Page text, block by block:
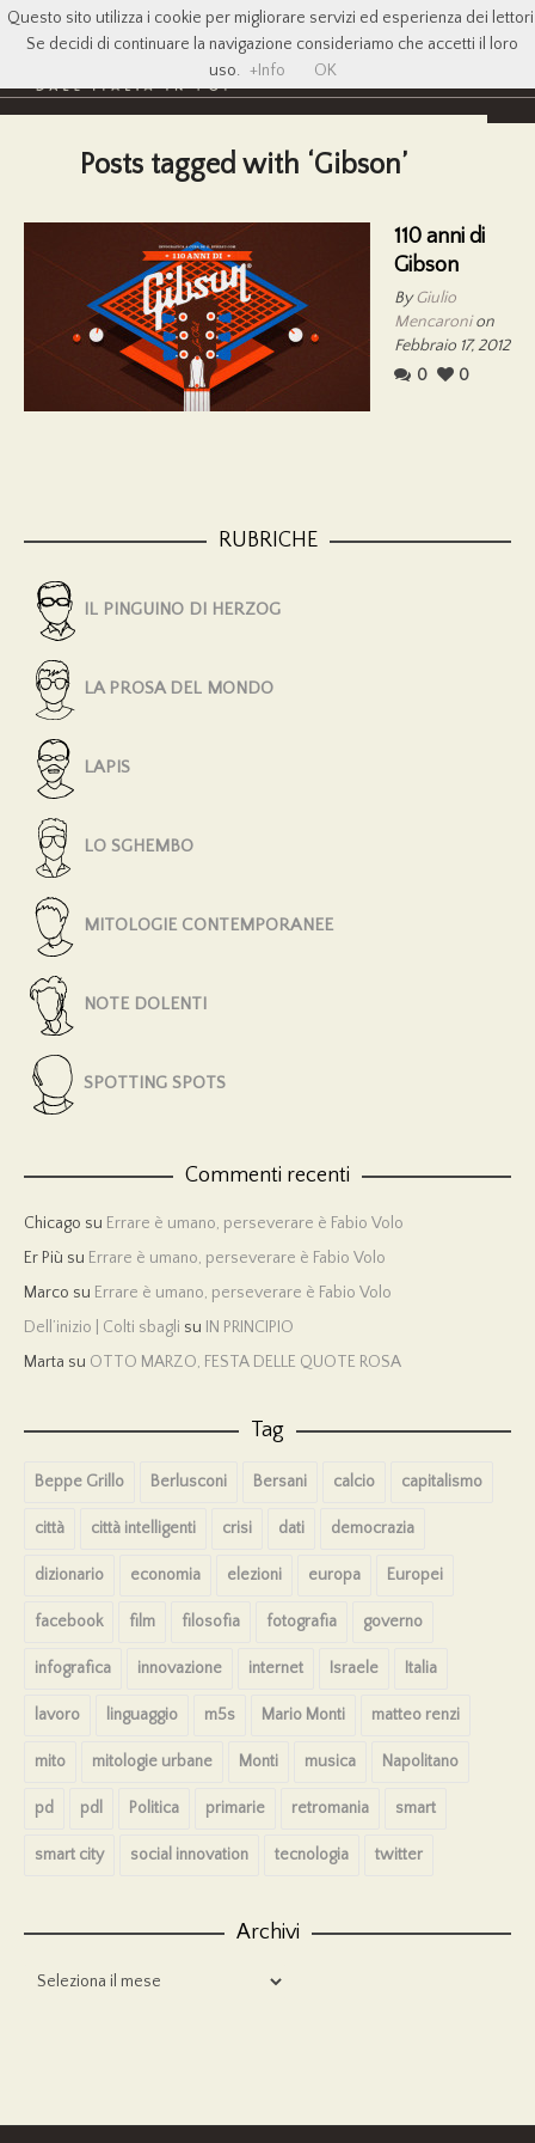
Posts tagged with ‘Gibson’
110 anni di
Gibson
ByGiulio
Mencaronion
Febbraio 17, 2012
0
0
RUBRICHE
IL PINGUINO DI HERZOG
LA PROSA DEL MONDO
LAPIS
LO SGHEMBO
MITOLOGIE CONTEMPORANEE
NOTE DOLENTI
SPOTTING SPOTS
Commenti recenti
Chicago su Errare è umano, perseverare è Fabio Volo
Er Più su Errare è umano, perseverare è Fabio Volo
Marco su Errare è umano, perseverare è Fabio Volo
Dell’inizio | Colti sbagli su IN PRINCIPIO
Marta su OTTO MARZO, FESTA DELLE QUOTE ROSA
Tag
Beppe Grillo Berlusconi Bersani calcio capitalismo
città città intelligenti crisi dati democrazia
dizionario economia elezioni europa Europei
facebook film filosofia fotografia governo
infografica innovazione internet Israele Italia
lavoro linguaggio m5s Mario Monti matteo renzi
mito mitologie urbane Monti musica Napolitano
pd pdl Politica primarie retromania smart
smart city social innovation tecnologia twitter
Archivi
Archivi
Questo sito utilizza i cookie per migliorare servizi ed esperienza dei
Se decidi di continuare la navigazione consideriamo che accetti il loro
uso. +Info OK